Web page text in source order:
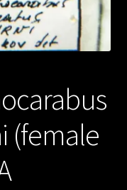
(female